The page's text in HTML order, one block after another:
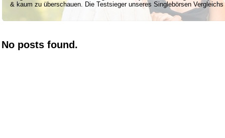
& kaum zu überschauen. Die Testsieger unseres Singlebörsen
No posts found.